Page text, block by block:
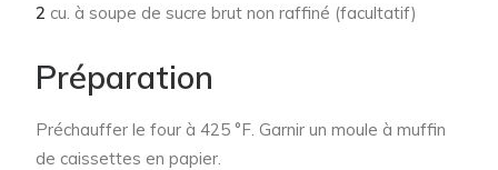
2 cu. à soupe de sucre brut non raffiné (facultatif)
Préparation
Préchauffer le four à 425 °F. Garnir un moule à muffin
de caissettes en papier.